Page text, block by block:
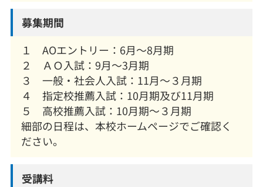
募集期間
１ AOエントリー：6月～8月期
２ ＡＯ入試：9月～3月期
３ 一般・社会人入試：11月～３月期
４ 指定校推薦入試：10月期及び11月期
５ 高校推薦入試：10月期～３月期
細部の日程は、本校ホームページでご確認く
ださい。
受講料